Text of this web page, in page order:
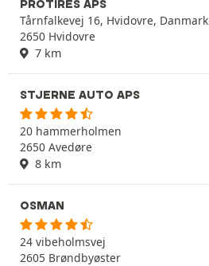
PROTIRES APS
Tårnfalkevej 16, Hvidovre, Danmark
2650 Hvidovre
7 km
STJERNE AUTO APS
20 hammerholmen
2650 Avedøre
8 km
OSMAN
24 vibeholmsvej
2605 Brøndbyøster